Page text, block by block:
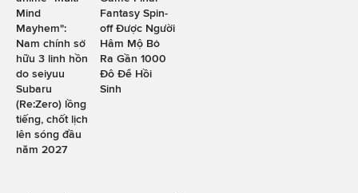
Mind
Mayhem":
Nam chính sở
hữu 3 linh hồn
do seiyuu
Subaru
(Re:Zero) lồng
tiếng, chốt lịch
lên sóng đầu
năm 2027
Fantasy Spin-
off Được Người
Hâm Mộ Bỏ
Ra Gần 1000
Đô Để Hồi
Sinh